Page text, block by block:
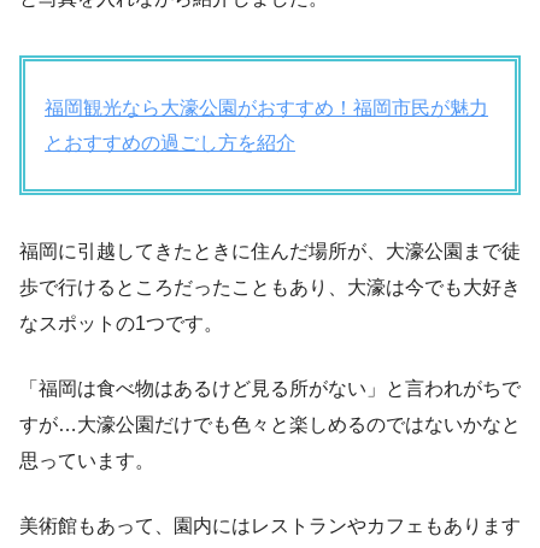
福岡観光なら大濠公園がおすすめ！福岡市民が魅力
とおすすめの過ごし方を紹介
福岡に引越してきたときに住んだ場所が、大濠公園まで徒
歩で行けるところだったこともあり、大濠は今でも大好き
なスポットの1つです。
「福岡は食べ物はあるけど見る所がない」と言われがちで
すが…大濠公園だけでも色々と楽しめるのではないかなと
思っています。
美術館もあって、園内にはレストランやカフェもあります